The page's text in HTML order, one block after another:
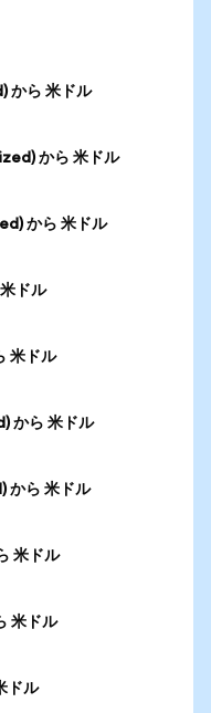
から 米ドル
から 米ドル
から 米ドル
ドル
米ドル
から 米ドル
から 米ドル
米ドル
米ドル
ドル